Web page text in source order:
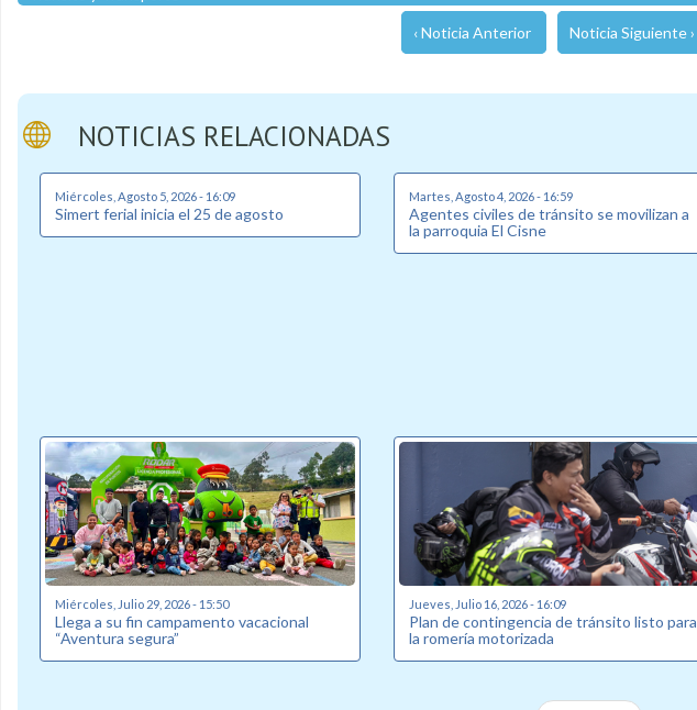
‹ Noticia Anterior Noticia Siguiente ›
NOTICIAS RELACIONADAS
Miércoles, Agosto 5, 2026 - 16:09
Simert ferial inicia el 25 de agosto
Martes, Agosto 4, 2026 - 16:59
Agentes civiles de tránsito se movilizan a
la parroquia El Cisne
Miércoles, Julio 29, 2026 - 15:50
Llega a su fin campamento vacacional
“Aventura segura”
Jueves, Julio 16, 2026 - 16:09
Plan de contingencia de tránsito listo para
la romería motorizada